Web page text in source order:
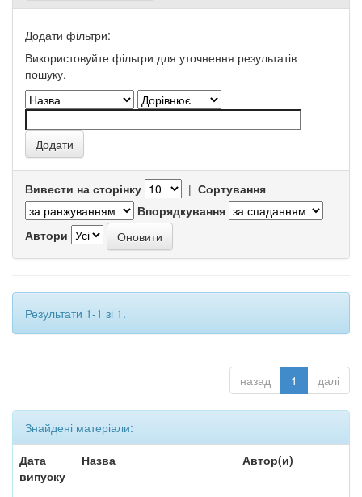
Додати фільтри:
Використовуйте фільтри для уточнення результатів
пошуку.
Вивести на сторінку | Сортування
Впорядкування
Автори
Результати 1-1 зі 1.
назад 1 далі
Знайдені матеріали:
Дата
випуску
Назва Автор(и)